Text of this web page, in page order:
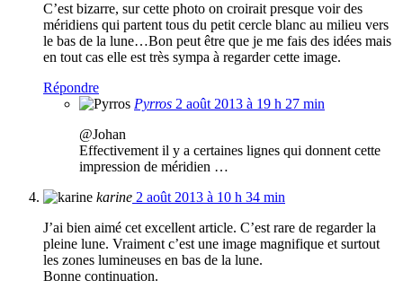
C’est bizarre, sur cette photo on croirait presque voir des
méridiens qui partent tous du petit cercle blanc au milieu vers
le bas de la lune…Bon peut être que je me fais des idées mais
en tout cas elle est très sympa à regarder cette image.
Répondre
Pyrros 2 août 2013 à 19 h 27 min
@Johan
Effectivement il y a certaines lignes qui donnent cette
impression de méridien …
karine 2 août 2013 à 10 h 34 min
J’ai bien aimé cet excellent article. C’est rare de regarder la
pleine lune. Vraiment c’est une image magnifique et surtout
les zones lumineuses en bas de la lune.
Bonne continuation.